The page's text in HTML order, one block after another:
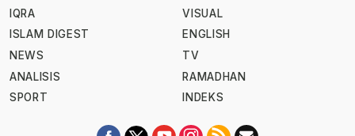
IQRA
ISLAM DIGEST
NEWS
ANALISIS
SPORT
VISUAL
ENGLISH
TV
RAMADHAN
INDEKS